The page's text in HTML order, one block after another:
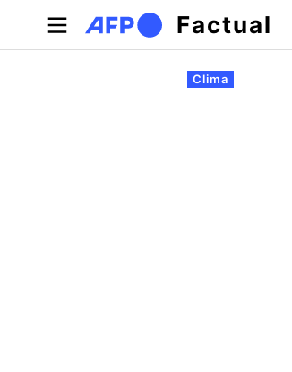
Pasar al contenido principal
Factual
Solapas principales
Clima